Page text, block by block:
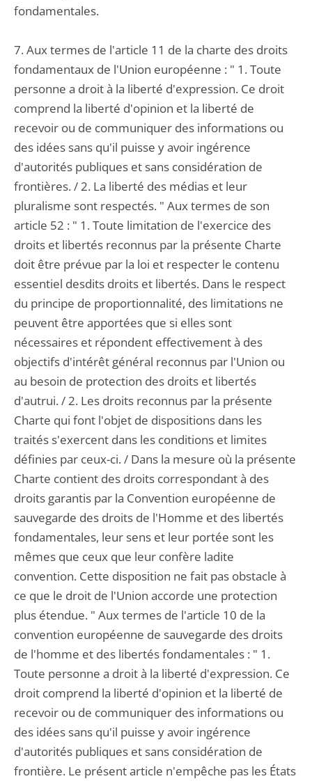
fondamentales.
7. Aux termes de l'article 11 de la charte des droits
fondamentaux de l'Union européenne : " 1. Toute
personne a droit à la liberté d'expression. Ce droit
comprend la liberté d'opinion et la liberté de
recevoir ou de communiquer des informations ou
des idées sans qu'il puisse y avoir ingérence
d'autorités publiques et sans considération de
frontières. / 2. La liberté des médias et leur
pluralisme sont respectés. " Aux termes de son
article 52 : " 1. Toute limitation de l'exercice des
droits et libertés reconnus par la présente Charte
doit être prévue par la loi et respecter le contenu
essentiel desdits droits et libertés. Dans le respect
du principe de proportionnalité, des limitations ne
peuvent être apportées que si elles sont
nécessaires et répondent effectivement à des
objectifs d'intérêt général reconnus par l'Union ou
au besoin de protection des droits et libertés
d'autrui. / 2. Les droits reconnus par la présente
Charte qui font l'objet de dispositions dans les
traités s'exercent dans les conditions et limites
définies par ceux-ci. / Dans la mesure où la présente
Charte contient des droits correspondant à des
droits garantis par la Convention européenne de
sauvegarde des droits de l'Homme et des libertés
fondamentales, leur sens et leur portée sont les
mêmes que ceux que leur confère ladite
convention. Cette disposition ne fait pas obstacle à
ce que le droit de l'Union accorde une protection
plus étendue. " Aux termes de l'article 10 de la
convention européenne de sauvegarde des droits
de l'homme et des libertés fondamentales : " 1.
Toute personne a droit à la liberté d'expression. Ce
droit comprend la liberté d'opinion et la liberté de
recevoir ou de communiquer des informations ou
des idées sans qu'il puisse y avoir ingérence
d'autorités publiques et sans considération de
frontière. Le présent article n'empêche pas les États